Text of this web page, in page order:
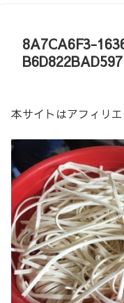
8A7CA6F3-
B6D822BAD597
本サイトはアフィリ